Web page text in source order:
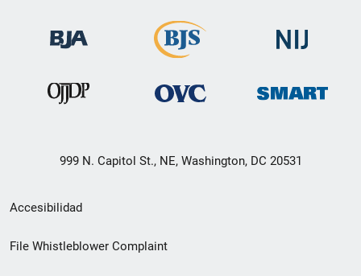
999 N. Capitol St., NE, Washington, DC 20531
Menú
de
Accesibilidad
File Whistleblower Complaint